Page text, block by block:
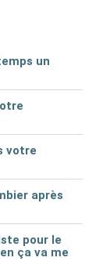
un
votre
après
pour le
ça va me